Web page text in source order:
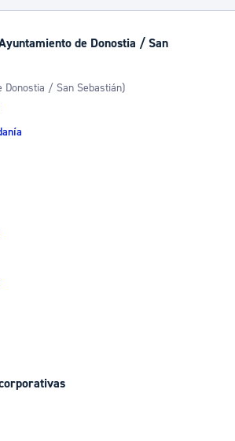
de Donostia / San
Donostia / San Sebastián)